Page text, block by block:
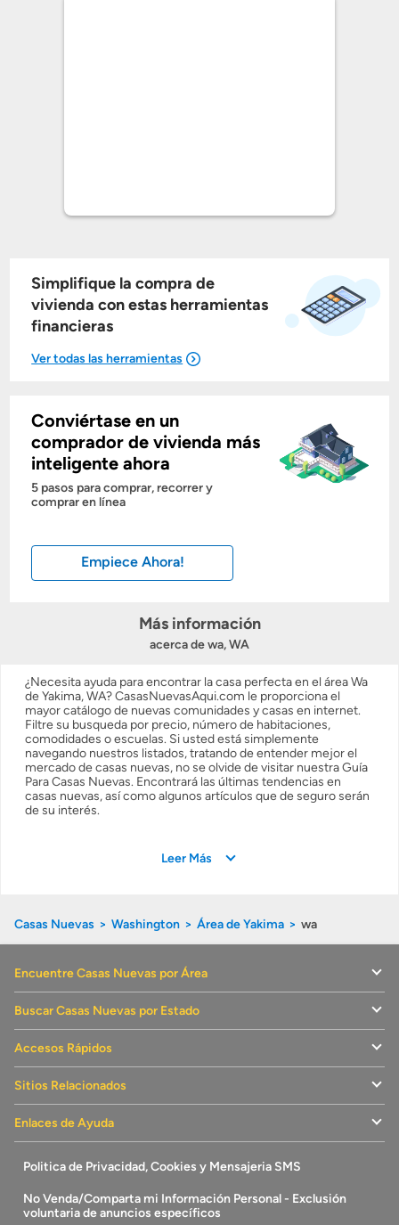
Simplifique la compra de
vivienda con estas herramientas
financieras
Mostrarme lo que puedo pagar
Costos casa nueva vs. usada
Calcular mi hipoteca
Obtener Aprobación Previa
Seguro de propietarios
Obtener ofertas por mi casa
Conviértase en un
comprador de vivienda más
inteligente ahora
5 pasos para comprar, recorrer y
comprar en línea
Empiece Ahora!
Más información
acerca de wa, WA
¿Necesita ayuda para encontrar la casa perfecta en el área Wa
de Yakima, WA? CasasNuevasAqui.com le proporciona el
mayor catálogo de nuevas comunidades y casas en internet.
Filtre su busqueda por precio, número de habitaciones,
comodidades o escuelas. Si usted está simplemente
navegando nuestros listados, tratando de entender mejor el
mercado de casas nuevas, no se olvide de visitar nuestra Guía
Para Casas Nuevas. Encontrará las últimas tendencias en
casas nuevas, así como algunos artículos que de seguro serán
de su interés.
Leer Más
Casas Nuevas Washington Área de Yakima wa
Encuentre Casas Nuevas por Área
Buscar Casas Nuevas por Estado
Accesos Rápidos
Sitios Relacionados
Enlaces de Ayuda
Politica de Privacidad, Cookies y Mensajeria SMS
No Venda/Comparta mi Información Personal - Exclusión
voluntaria de anuncios específicos